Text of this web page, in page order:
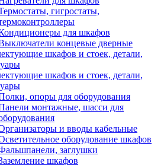
гигростаты,
для шкафов
концевые дверные
шкафов и стоек, детали,
шкафов и стоек, детали,
опоры для оборудования
монтажные, шасси для
и вводы кабельные
оборудование шкафов
заглушки
шкафов